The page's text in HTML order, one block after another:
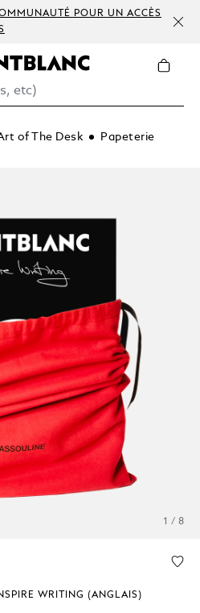
POUR UN ACCÈS
of The Desk
Papeterie
1 / 8
WRITING (ANGLAIS)